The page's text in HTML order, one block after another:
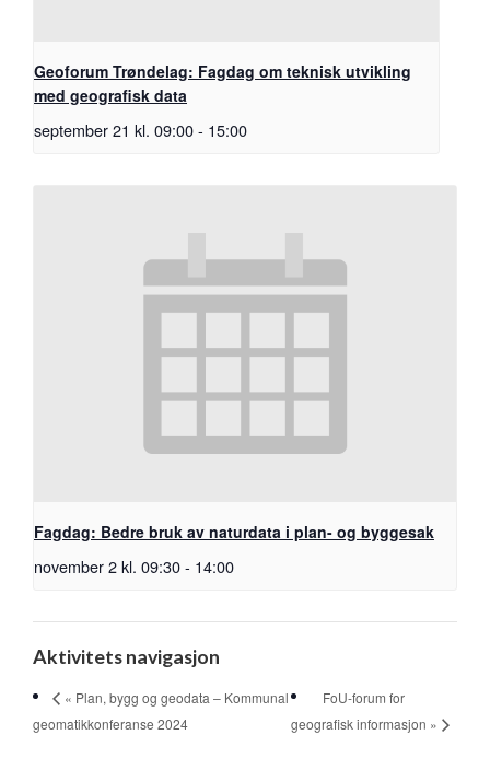
Geoforum Trøndelag: Fagdag om teknisk utvikling
med geografisk data
september 21 kl. 09:00- 15:00
Fagdag: Bedre bruk av naturdata i plan- og byggesak
november 2 kl. 09:30- 14:00
Aktivitets navigasjon
« Plan, bygg og geodata – Kommunal
geomatikkonferanse 2024
FoU-forum for
geografisk informasjon »